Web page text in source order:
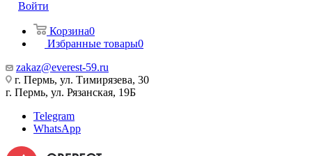
Войти
Корзина0
Избранные товары0
zakaz@everest-59.ru
г. Пермь, ул. Тимирязева, 30
г. Пермь, ул. Рязанская, 19Б
Telegram
WhatsApp